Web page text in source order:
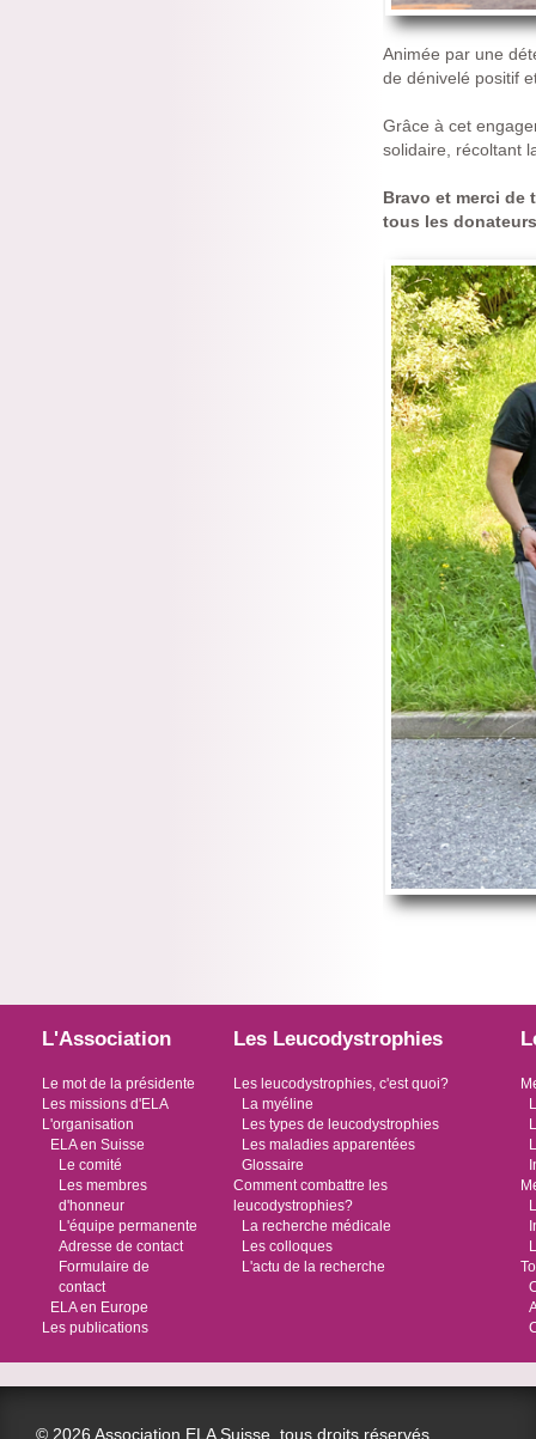
Animée par une
de dénivelé positif
Grâce à cet
solidaire, récoltant
Bravo et merci de
tous les
L'Association
Le mot de la présidente
Les missions d'ELA
L'organisation
ELA en Suisse
Le comité
Les membres
d'honneur
L'équipe permanente
Adresse de contact
Formulaire de
contact
ELA en Europe
Les publications
Les Leucodystrophies
Les leucodystrophies, c'est quoi?
La myéline
Les types de leucodystrophies
Les maladies apparentées
Glossaire
Comment combattre les
leucodystrophies?
La recherche médicale
Les colloques
L'actu de la recherche
© 2026 Association ELA Suisse, tous droits réservés